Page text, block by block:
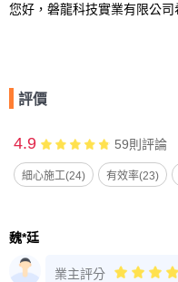
您好，磐龍科技實業有限公司
評價
4.9 59則評論
細心施工(24) 有效率(23)
魏*廷
業主評分